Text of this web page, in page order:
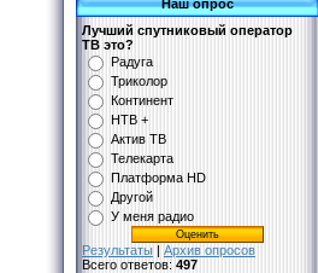
Наш опрос
Лучший спутниковый оператор
ТВ это?
Радуга
Триколор
Континент
НТВ +
Актив ТВ
Телекарта
Платформа HD
Другой
У меня радио
Результаты | Архив опросов
Всего ответов: 497